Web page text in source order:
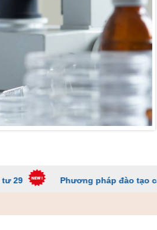
Phương pháp đào tạo các trường